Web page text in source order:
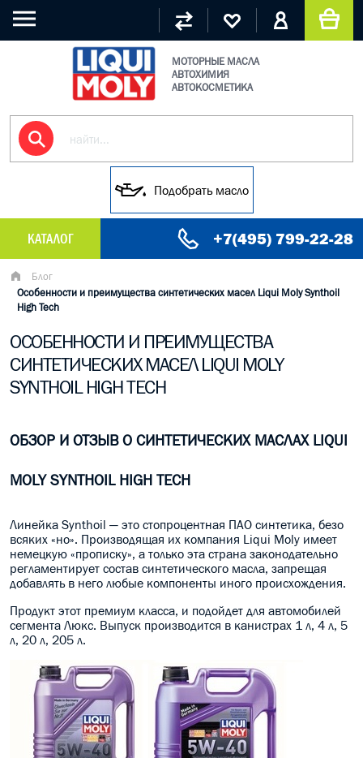
МОТОРНЫЕ МАСЛА
АВТОХИМИЯ
АВТОКОСМЕТИКА
Подобрать масло
КАТАЛОГ +7(495) 799-22-28
МАСЛО МОТОРНОЕ
ГРУЗОВЫЕ МАСЛА
ГИДРАВЛИЧЕСКИЕ МАСЛА
МАСЛО В КОРОБКУ
ИНДУСТРИАЛЬНЫЕ МАСЛА
АНТИФРИЗЫ СПЕЦЖИДКОСТИ
ПРИСАДКИ АВТОХИМИЯ
МОТО МАСЛА
ВСЕ БРЕНДЫ
Блог
Особенности и преимущества синтетических масел Liqui Moly Synthoil
High Tech
ОСОБЕННОСТИ И ПРЕИМУЩЕСТВА
СИНТЕТИЧЕСКИХ МАСЕЛ LIQUI MOLY
SYNTHOIL HIGH TECH
ОБЗОР И ОТЗЫВ О СИНТЕТИЧЕСКИХ МАСЛАХ LIQUI
MOLY SYNTHOIL HIGH TECH
Линейка Synthoil — это стопроцентная ПАО синтетика, безо
всяких «но». Производящая их компания Liqui Moly имеет
немецкую «прописку», а только эта страна законодательно
регламентирует состав синтетического масла, запрещая
добавлять в него любые компоненты иного происхождения.
Продукт этот премиум класса, и подойдет для автомобилей
сегмента Люкс. Выпуск производится в канистрах 1 л, 4 л, 5
л, 20 л, 205 л.